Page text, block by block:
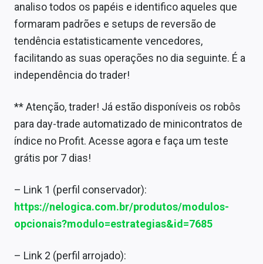
analiso todos os papéis e identifico aqueles que
formaram padrões e setups de reversão de
tendência estatisticamente vencedores,
facilitando as suas operações no dia seguinte. É a
independência do trader!
** Atenção, trader! Já estão disponíveis os robôs
para day-trade automatizado de minicontratos de
índice no Profit. Acesse agora e faça um teste
grátis por 7 dias!
– Link 1 (perfil conservador):
https://nelogica.com.br/produtos/modulos-
opcionais?modulo=estrategias&id=7685
– Link 2 (perfil arrojado):